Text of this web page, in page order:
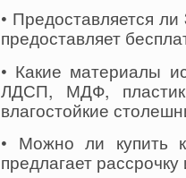
• Предоставляется
предоставляет
• Какие материалы
ЛДСП, МДФ,
влагостойкие
• Можно ли купить
предлагает рассрочку